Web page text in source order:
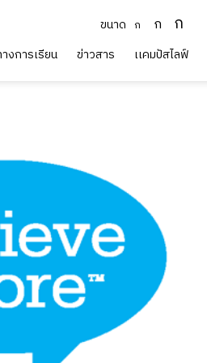
ขนาด ก ก ก
งการเรียน ข่าวสาร เเคมปัสไลฟ์